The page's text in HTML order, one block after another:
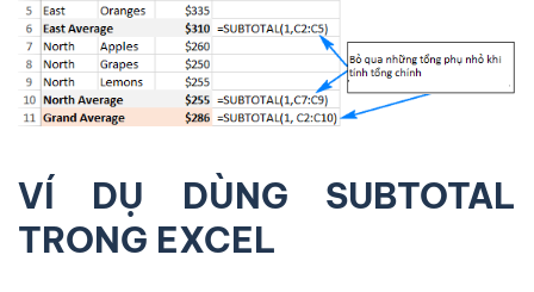
VÍ DỤ DÙNG SUBTOTAL
TRONG EXCEL